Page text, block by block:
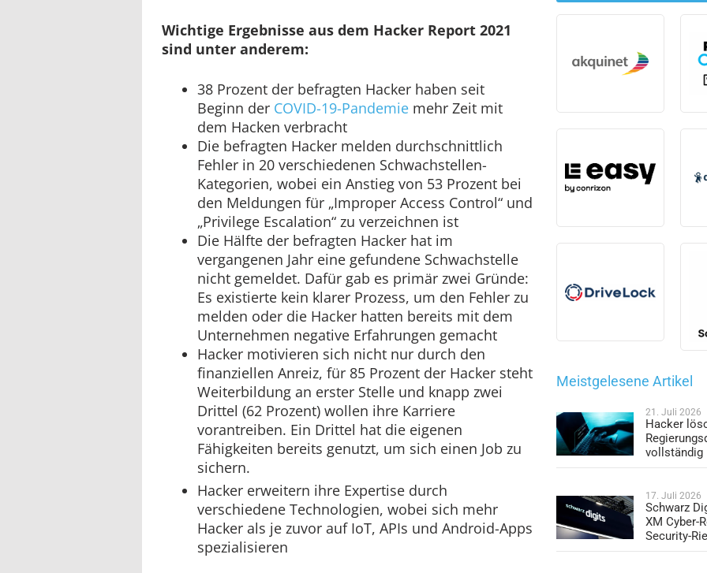
Wichtige Ergebnisse aus dem Hacker Report 2021
sind unter anderem:
38 Prozent der befragten Hacker haben seit
Beginn der COVID-19-Pandemie mehr Zeit mit
dem Hacken verbracht
Die befragten Hacker melden durchschnittlich
Fehler in 20 verschiedenen Schwachstellen-
Kategorien, wobei ein Anstieg von 53 Prozent bei
den Meldungen für „Improper Access Control“ und
„Privilege Escalation“ zu verzeichnen ist
Die Hälfte der befragten Hacker hat im
vergangenen Jahr eine gefundene Schwachstelle
nicht gemeldet. Dafür gab es primär zwei Gründe:
Es existierte kein klarer Prozess, um den Fehler zu
melden oder die Hacker hatten bereits mit dem
Unternehmen negative Erfahrungen gemacht
Hacker motivieren sich nicht nur durch den
finanziellen Anreiz, für 85 Prozent der Hacker steht
Weiterbildung an erster Stelle und knapp zwei
Drittel (62 Prozent) wollen ihre Karriere
vorantreiben. Ein Drittel hat die eigenen
Fähigkeiten bereits genutzt, um sich einen Job zu
sichern.
Hacker erweitern ihre Expertise durch
verschiedene Technologien, wobei sich mehr
Hacker als je zuvor auf IoT, APIs und Android-Apps
spezialisieren
Meistgelesene Artikel
21. Juli 2026
Hacker
vollständig
17. Juli 2026
Schwarz
XM Cyber-
Security-